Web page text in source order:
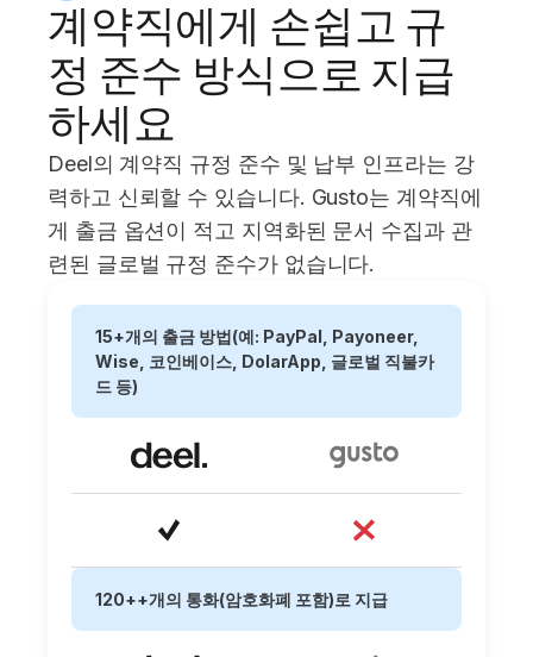
계약직에게 손쉽고 규
정 준수 방식으로 지급
하세요
Deel의 계약직 규정 준수 및 납부 인프라는 강
력하고 신뢰할 수 있습니다. Gusto는 계약직에
게 출금 옵션이 적고 지역화된 문서 수집과 관
련된 글로벌 규정 준수가 없습니다.
15+개의 출금 방법(예: PayPal, Payoneer,
Wise, 코인베이스, DolarApp, 글로벌 직불카
드 등)
120++개의 통화(암호화폐 포함)로 지급